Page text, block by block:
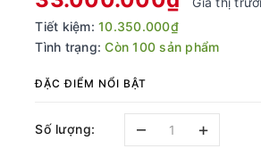
Tiết kiệm:10.350.000₫
Tình trạng: Còn 100 sản phẩm
ĐẶC ĐIỂM NỔI BẬT
Số lượng: – +